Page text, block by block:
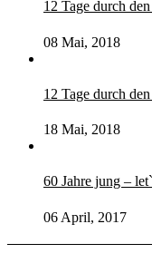
12 Tage durch
08 Mai, 2018
12 Tage durch
18 Mai, 2018
60 Jahre jung –
06 April, 2017